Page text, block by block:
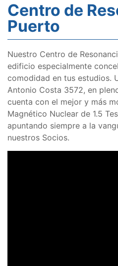
Centro de
Puerto
Nuestro Centro de
edificio especialmente
comodidad en tus estudios.
Antonio Costa 3572, en
cuenta con el mejor y más
Magnético Nuclear de 1.5
apuntando siempre a la
nuestros Socios.